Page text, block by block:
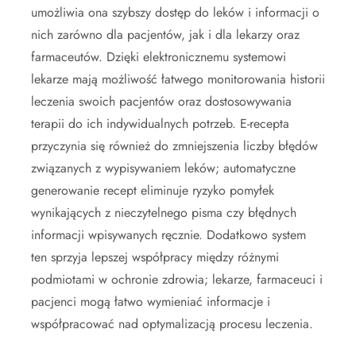
umożliwia ona szybszy dostęp do leków i informacji o
nich zarówno dla pacjentów, jak i dla lekarzy oraz
farmaceutów. Dzięki elektronicznemu systemowi
lekarze mają możliwość łatwego monitorowania historii
leczenia swoich pacjentów oraz dostosowywania
terapii do ich indywidualnych potrzeb. E-recepta
przyczynia się również do zmniejszenia liczby błędów
związanych z wypisywaniem leków; automatyczne
generowanie recept eliminuje ryzyko pomyłek
wynikających z nieczytelnego pisma czy błędnych
informacji wpisywanych ręcznie. Dodatkowo system
ten sprzyja lepszej współpracy między różnymi
podmiotami w ochronie zdrowia; lekarze, farmaceuci i
pacjenci mogą łatwo wymieniać informacje i
współpracować nad optymalizacją procesu leczenia.